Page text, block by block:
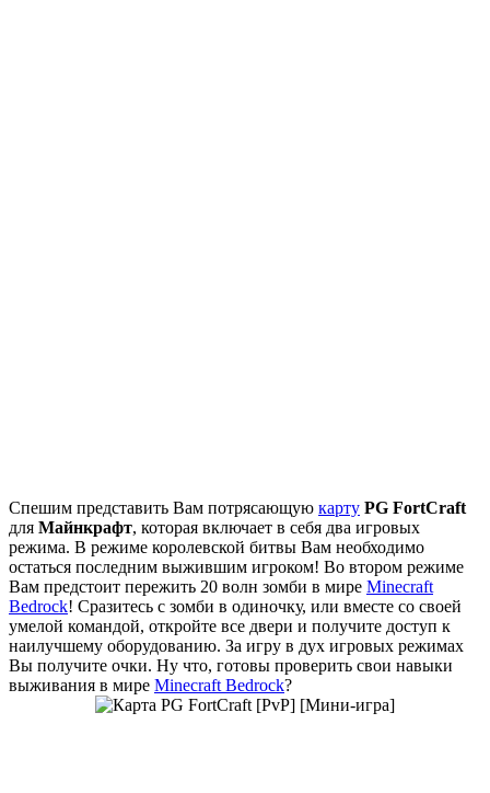
Спешим представить Вам потрясающую карту PG FortCraft
для Майнкрафт, которая включает в себя два игровых
режима. В режиме королевской битвы Вам необходимо
остаться последним выжившим игроком! Во втором режиме
Вам предстоит пережить 20 волн зомби в мире Minecraft
Bedrock! Сразитесь с зомби в одиночку, или вместе со своей
умелой командой, откройте все двери и получите доступ к
наилучшему оборудованию. За игру в дух игровых режимах
Вы получите очки. Ну что, готовы проверить свои навыки
выживания в мире Minecraft Bedrock?